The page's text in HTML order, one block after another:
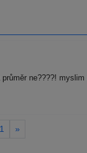
ne????! myslim
»